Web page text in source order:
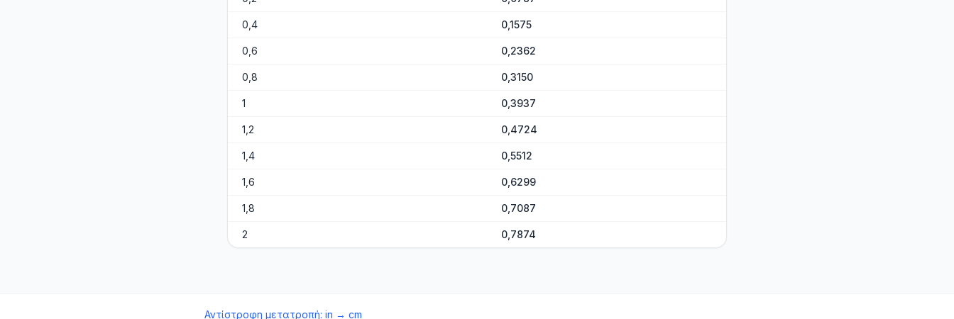
0,4 0,1575
0,6 0,2362
0,8 0,3150
1 0,3937
1,2 0,4724
1,4 0,5512
1,6 0,6299
1,8 0,7087
2 0,7874
Αντίστροφη μετατροπή: in → cm